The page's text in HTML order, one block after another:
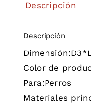
Descripción
Descripción
Dimensión:
Color de
Para:Perros
Materiales